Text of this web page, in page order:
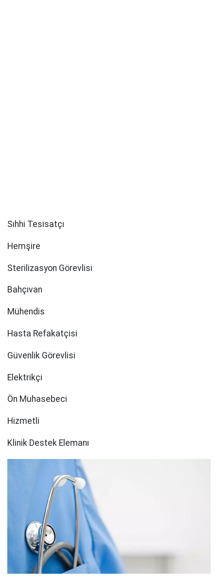
Sıhhi Tesisatçı
Hemşire
Sterilizasyon Görevlisi
Bahçıvan
Mühendis
Hasta Refakatçisi
Güvenlik Görevlisi
Elektrikçi
Ön Muhasebeci
Hizmetli
Klinik Destek Elemanı